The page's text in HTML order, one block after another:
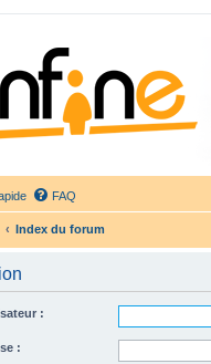
FAQ
Index du forum
:
: